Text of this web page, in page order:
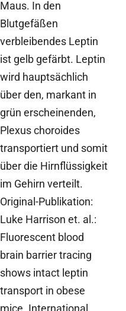
Maus. In den
Blutgefäßen
verbleibendes Leptin
ist gelb gefärbt. Leptin
wird hauptsächlich
über den, markant in
grün erscheinenden,
Plexus choroides
transportiert und somit
über die Hirnflüssigkeit
im Gehirn verteilt.
Original-Publikation:
Luke Harrison et. al.:
Fluorescent blood
brain barrier tracing
shows intact leptin
transport in obese
mice. International